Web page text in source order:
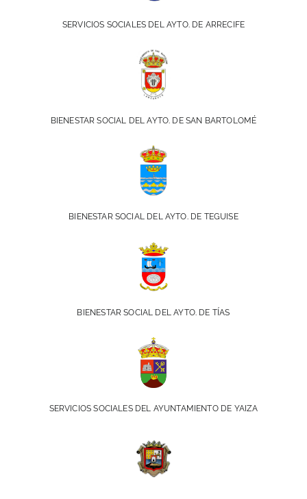
SERVICIOS SOCIALES DEL AYTO. DE ARRECIFE
BIENESTAR SOCIAL DEL AYTO. DE SAN BARTOLOMÉ
BIENESTAR SOCIAL DEL AYTO. DE TEGUISE
BIENESTAR SOCIAL DEL AYTO. DE TÍAS
SERVICIOS SOCIALES DEL AYUNTAMIENTO DE YAIZA